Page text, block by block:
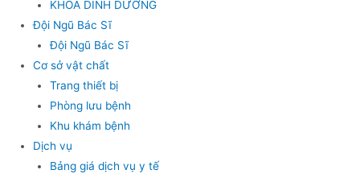
KHOA DINH DƯỠNG
Đội Ngũ Bác Sĩ
Đội Ngũ Bác Sĩ
Cơ sở vật chất
Trang thiết bị
Phòng lưu bệnh
Khu khám bệnh
Dịch vụ
Bảng giá dịch vụ y tế